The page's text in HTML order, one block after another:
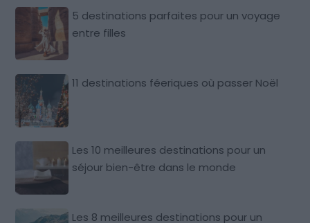
5 destinations parfaites pour un voyage
entre filles
11 destinations féeriques où passer Noël
Les 10 meilleures destinations pour un
séjour bien-être dans le monde
Les 8 meilleures destinations pour un